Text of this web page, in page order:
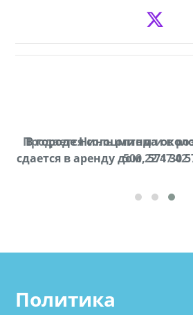
Продается соль оптом и в
500 22 47 42
В городе Ниноцминда
cдается в аренду дом, 571 30
Политика